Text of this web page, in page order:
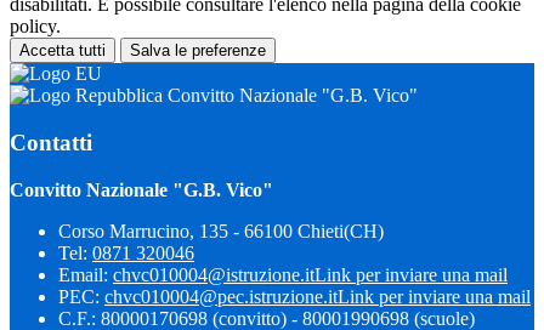
disabilitati. È possibile consultare l'elenco nella pagina della cookie
policy.
Accetta tutti Salva le preferenze
Convitto Nazionale "G.B. Vico"
Contatti
Convitto Nazionale "G.B. Vico"
Corso Marrucino, 135 - 66100 Chieti(CH)
Tel: 0871 320046
Email: chvc010004@istruzione.itLink per inviare una mail
PEC: chvc010004@pec.istruzione.itLink per inviare una mail
C.F.: 80000170698 (convitto) - 80001990698 (scuole)